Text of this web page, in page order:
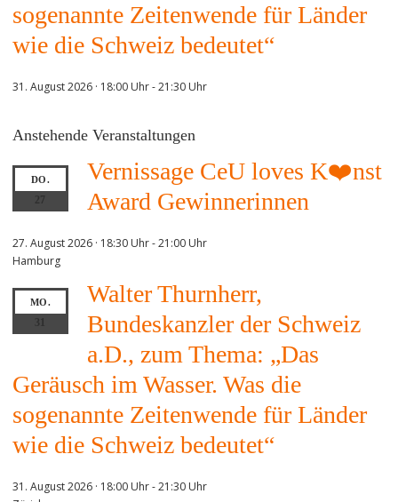
sogenannte Zeitenwende für Länder
wie die Schweiz bedeutet“
31. August 2026 · 18:00 Uhr-21:30 Uhr
Anstehende Veranstaltungen
DO.
27
Vernissage CeU loves K❤️nst
Award Gewinnerinnen
27. August 2026 · 18:30 Uhr-21:00 Uhr
Hamburg
MO.
Walter Thurnherr,
Bundeskanzler der Schweiz
a.D., zum Thema: „Das
Geräusch im Wasser. Was die
sogenannte Zeitenwende für Länder
wie die Schweiz bedeutet“
31. August 2026 · 18:00 Uhr-21:30 Uhr